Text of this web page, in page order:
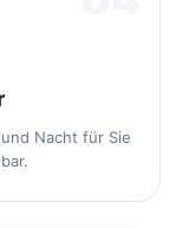
Nacht für Sie